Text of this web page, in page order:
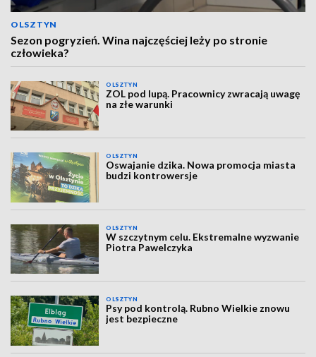
OLSZTYN
Sezon pogryzień. Wina najczęściej leży po stronie
człowieka?
OLSZTYN
ZOL pod lupą. Pracownicy zwracają uwagę
na złe warunki
OLSZTYN
Oswajanie dzika. Nowa promocja miasta
budzi kontrowersje
OLSZTYN
W szczytnym celu. Ekstremalne wyzwanie
Piotra Pawelczyka
OLSZTYN
Psy pod kontrolą. Rubno Wielkie znowu
jest bezpieczne